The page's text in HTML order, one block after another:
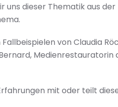
uns dieser Thematik aus
von Claudia
mit oder teilt